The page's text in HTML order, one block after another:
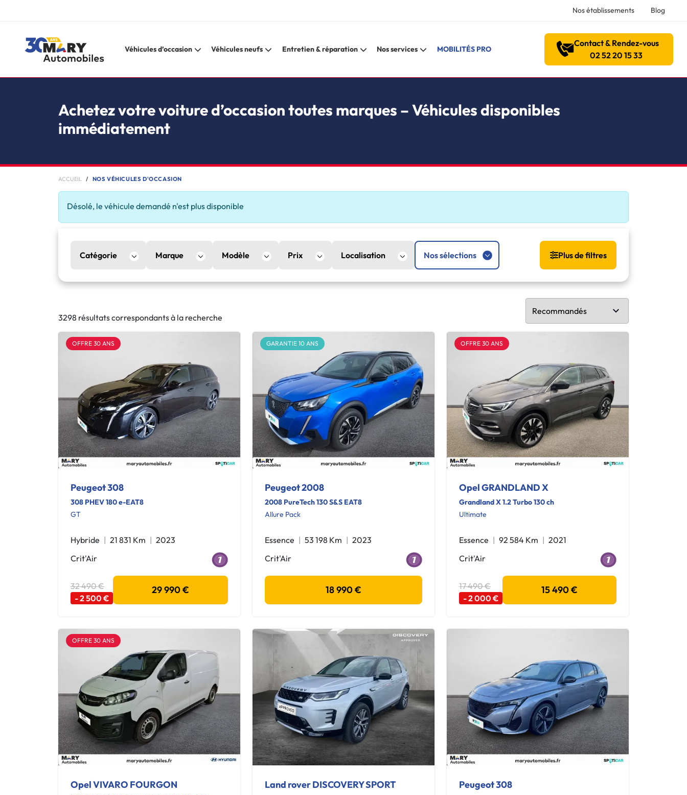
Nos établissements Blog
Véhicules d’occasion Véhicules neufs Entretien & réparation Nos services MOBILITÉS PRO
Contact & Rendez-vous
02 52 20 15 33
Achetez votre voiture d’occasion toutes marques – Véhicules disponibles
immédiatement
ACCUEIL NOS VÉHICULES D'OCCASION
Désolé, le véhicule demandé n'est plus disponible
Catégorie Marque Modèle Prix Localisation Nos sélections Plus de filtres
3298 résultats correspondants à la recherche
OFFRE 30 ANS
Peugeot 308
308 PHEV 180 e-EAT8
GT
Hybride 21 831 Km
2023
Crit'Air
32 490 €
- 2 500 €
29 990 €
GARANTIE 10 ANS
Peugeot 2008
2008 PureTech 130 S&S EAT8
Allure Pack
Essence 53 198 Km
2023
Crit'Air
18 990 €
OFFRE 30 ANS
Opel GRANDLAND X
Grandland X 1.2 Turbo 130 ch
Ultimate
Essence 92 584 Km
2021
Crit'Air
17 490 €
- 2 000 €
15 490 €
OFFRE 30 ANS
Opel VIVARO FOURGON Land rover DISCOVERY SPORT Peugeot 308